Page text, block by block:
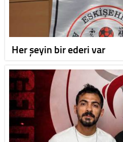
Her şeyin bir ederi var